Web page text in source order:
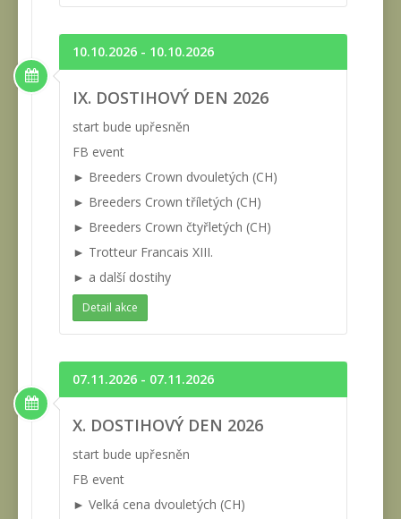
10.10.2026 - 10.10.2026
IX. DOSTIHOVÝ DEN 2026
start bude upřesněn
FB event
► Breeders Crown dvouletých (CH)
► Breeders Crown tříletých (CH)
► Breeders Crown čtyřletých (CH)
► Trotteur Francais XIII.
► a další dostihy
Detail akce
07.11.2026 - 07.11.2026
X. DOSTIHOVÝ DEN 2026
start bude upřesněn
FB event
► Velká cena dvouletých (CH)